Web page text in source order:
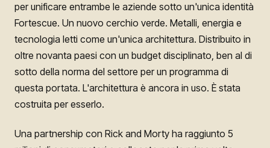
per unificare entrambe le aziende sotto un'unica identità
Fortescue. Un nuovo cerchio verde. Metalli, energia e
tecnologia letti come un'unica architettura. Distribuito in
oltre novanta paesi con un budget disciplinato, ben al di
sotto della norma del settore per un programma di
questa portata. L'architettura è ancora in uso. È stata
costruita per esserlo.
Una partnership con Rick and Morty ha raggiunto 5